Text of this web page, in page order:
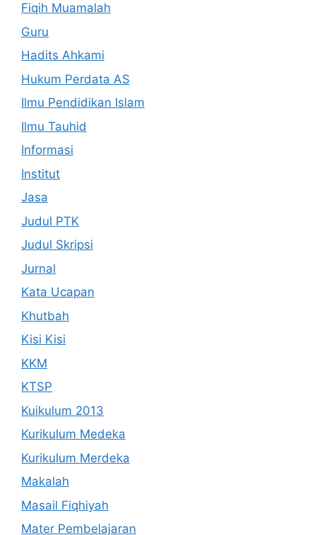
Fiqih Muamalah
Guru
Hadits Ahkami
Hukum Perdata AS
Ilmu Pendidikan Islam
Ilmu Tauhid
Informasi
Institut
Jasa
Judul PTK
Judul Skripsi
Jurnal
Kata Ucapan
Khutbah
Kisi Kisi
KKM
KTSP
Kuikulum 2013
Kurikulum Medeka
Kurikulum Merdeka
Makalah
Masail Fiqhiyah
Mater Pembelajaran